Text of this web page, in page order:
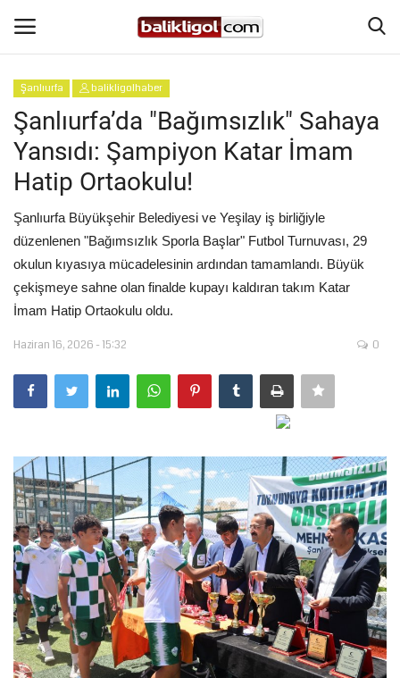
Giriş Yap
Anasayfa
Magazin
Şanlıurfa
Eğitim
Spor
Tekno Bilim
Ekonomi
Siyaset
Galeriler
Yaşam
Şanlıurfa balikligolhaber
Şanlıurfa’da "Bağımsızlık" Sahaya
Yansıdı: Şampiyon Katar İmam
Hatip Ortaokulu!
Şanlıurfa Büyükşehir Belediyesi ve Yeşilay iş birliğiyle
düzenlenen "Bağımsızlık Sporla Başlar" Futbol Turnuvası, 29
okulun kıyasıya mücadelesinin ardından tamamlandı. Büyük
çekişmeye sahne olan finalde kupayı kaldıran takım Katar
İmam Hatip Ortaokulu oldu.
Haziran 16, 2026 - 15:32 0